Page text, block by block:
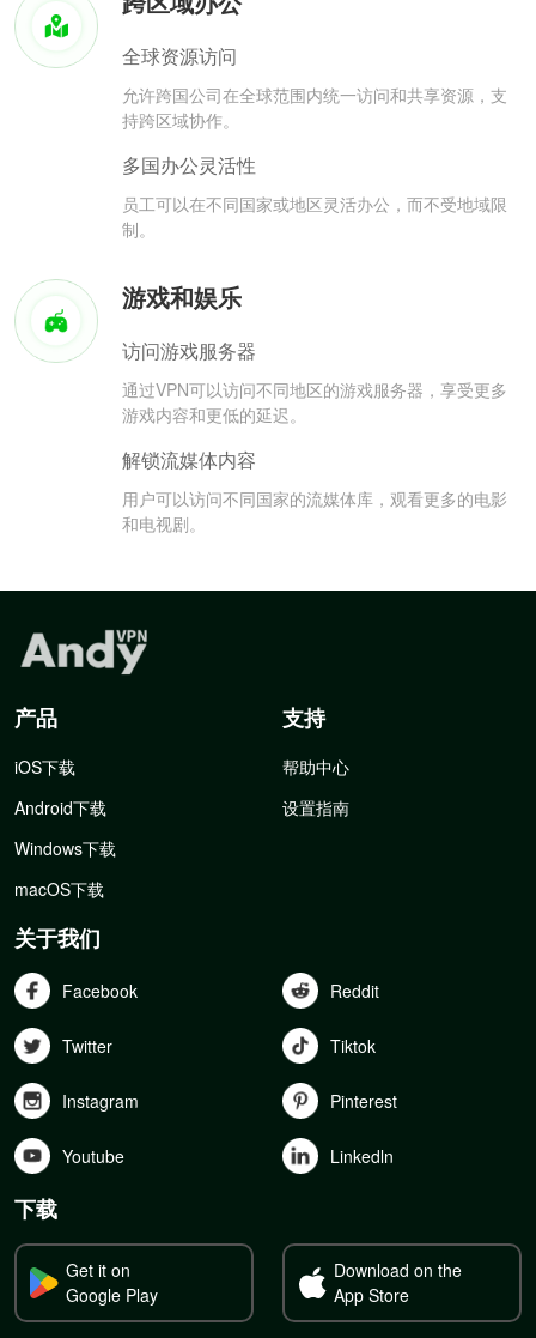
全球资源访问
允许跨国公司在全球范围内统一访问和共享资源，支
持跨区域协作。
多国办公灵活性
员工可以在不同国家或地区灵活办公，而不受地域限
制。
游戏和娱乐
访问游戏服务器
通过VPN可以访问不同地区的游戏服务器，享受更多
游戏内容和更低的延迟。
解锁流媒体内容
用户可以访问不同国家的流媒体库，观看更多的电影
和电视剧。
产品
iOS下载
Android下载
Windows下载
macOS下载
支持
帮助中心
设置指南
关于我们
Facebook Reddit
Twitter Tiktok
Instagram Pinterest
Youtube Linkedln
下载
Get it on
Google Play
Download on the
App Store